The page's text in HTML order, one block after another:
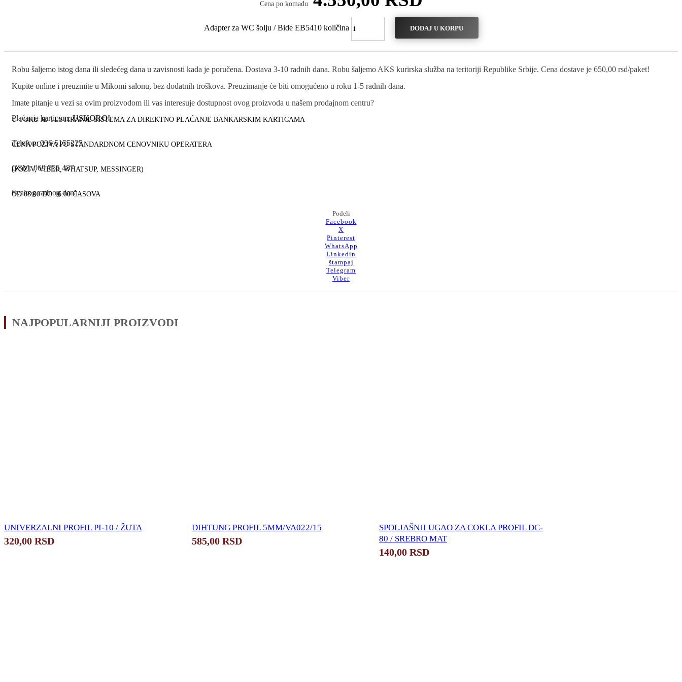
Cena po komadu
Adapter za WC šolju / Bide EB5410 količina DODAJ U KORPU
Robu šaljemo istog dana ili sledećeg dana u zavisnosti kada je poručena. Dostava 3-10 radnih dana. Robu šaljemo AKS kurirska služba na teritoriji Republike Srbije. Cena dostave je 650,00 rsd/paket!
Kupite online i preuzmite u Mikomi salonu, bez dodatnih troškova. Preuzimanje će biti omogućeno u roku 1-5 radnih dana.
Imate pitanje u vezi sa ovim proizvodom ili vas interesuje dostupnost ovog proizvoda u našem prodajnom centru?
Plaćanje karticom:USKORO!
U TOKU JE TESTIRANJE SISTEMA ZA DIREKTNO PLAĆANJE BANKARSKIM KARTICAMA
Telefon: 036 5155225
CENA POZIVA PO STANDARDNOM CENOVNIKU OPERATERA
GSM: 069 755 487
(POZIV, VIBER, WHATSUP, MESSINGER)
Svakog radnog dana
OD 08:00 DO 16:00 ČASOVA
Podeli
Facebook
X
Pinterest
WhatsApp
Linkedin
štampaj
Telegram
Viber
NAJPOPULARNIJI PROIZVODI
UNIVERZALNI PROFIL PI-10 / ŽUTA
320,00 RSD
DIHTUNG PROFIL 5MM/VA022/15
585,00 RSD
SPOLJAŠNJI UGAO ZA COKLA PROFIL DC-
80 / SREBRO MAT
140,00 RSD